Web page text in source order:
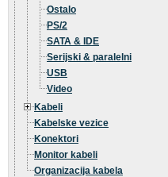
Ostalo
PS/2
SATA & IDE
Serijski & paralelni
USB
Video
Kabeli
Kabelske vezice
Konektori
Monitor kabeli
Organizacija kabela